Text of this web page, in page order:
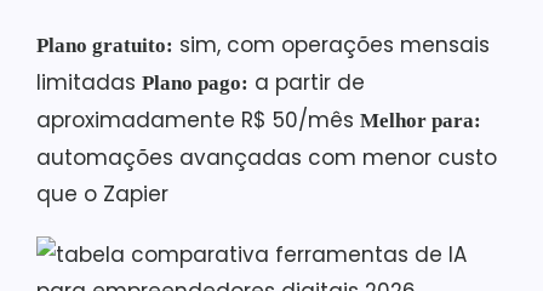
Plano gratuito: sim, com operações mensais
limitadas Plano pago: a partir de
aproximadamente R$ 50/mês Melhor para:
automações avançadas com menor custo
que o Zapier